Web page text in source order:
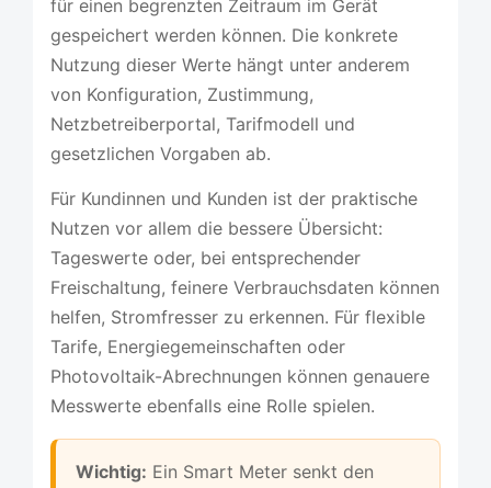
für einen begrenzten Zeitraum im Gerät
gespeichert werden können. Die konkrete
Nutzung dieser Werte hängt unter anderem
von Konfiguration, Zustimmung,
Netzbetreiberportal, Tarifmodell und
gesetzlichen Vorgaben ab.
Für Kundinnen und Kunden ist der praktische
Nutzen vor allem die bessere Übersicht:
Tageswerte oder, bei entsprechender
Freischaltung, feinere Verbrauchsdaten können
helfen, Stromfresser zu erkennen. Für flexible
Tarife, Energiegemeinschaften oder
Photovoltaik-Abrechnungen können genauere
Messwerte ebenfalls eine Rolle spielen.
Wichtig: Ein Smart Meter senkt den